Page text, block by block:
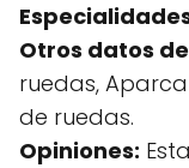
Otros datos
ruedas,
de ruedas.
Opiniones: